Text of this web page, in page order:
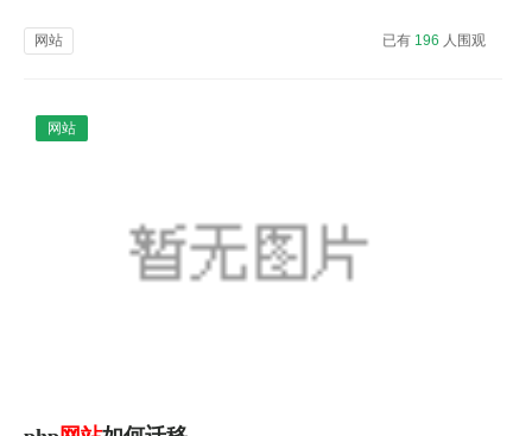
网站 已有 196 人围观
网站